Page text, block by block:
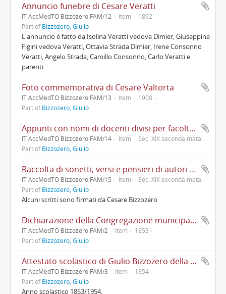
Annuncio funebre di Cesare Veratti
IT AccMedTO Bizzozero FAM/12 Item
1892
Part ofBizzozero, Giulio
L'annuncio è fatto da Isolina Veratti vedova Dimier, Giuseppina
Figini vedova Veratti, Ottavia Strada Dimier, Irene Consonno
Veratti, Angelo Strada, Camillo Consonno, Carlo Veratti e
parenti
Foto commemorativa di Cesare Valtorta
IT AccMedTO Bizzozero FAM/13 Item
1908
Part ofBizzozero, Giulio
Appunti con nomi di docenti divisi per facoltà universitarie
IT AccMedTO Bizzozero FAM/14 Item
Sec. XIX seconda metà
Part ofBizzozero, Giulio
Raccolta di sonetti, versi e pensieri di autori diversi
IT AccMedTO Bizzozero FAM/15 Item
Sec. XIX seconda metà
Part ofBizzozero, Giulio
Alcuni scritti sono firmati da Cesare Bizzozero
Dichiarazione della Congregazione municipale della Città di Varese con la quale Giulio Cesare Bizzozero viene iscritto alla classe I della Leva 1854
IT AccMedTO Bizzozero FAM/2 Item
1853
Part ofBizzozero, Giulio
Attestato scolastico di Giulio Bizzozero della classe prima presso l'Istituto Stampa di Milano
IT AccMedTO Bizzozero FAM/3 Item
1854
Part ofBizzozero, Giulio
Anno scolastico 1853/1954.